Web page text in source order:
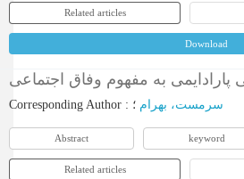
Related articles
Download
Corresponding Author : سرمست، بهرام ؛
Abstract keyword
Related articles